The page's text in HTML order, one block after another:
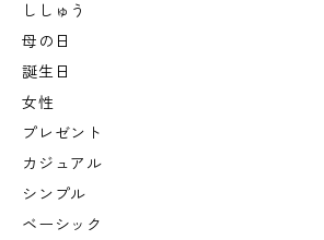
ししゅう
母の日
誕生日
女性
プレゼント
カジュアル
シンプル
ベーシック